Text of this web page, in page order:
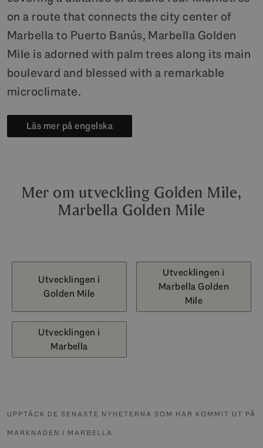
on a route that connects the city center of
Marbella to Puerto Banús, Marbella Golden
Mile is adorned with palm trees along its main
boulevard and blessed with a remarkable
microclimate.
Läs mer på engelska
Mer om utveckling Golden Mile,
Marbella Golden Mile
Utvecklingen i
Golden Mile
Utvecklingen i
Marbella Golden
Mile
Utvecklingen i
Marbella
UPPTÄCK DE SENASTE NYHETERNA SOM HAR KOMMIT UT PÅ
MARKNADEN I MARBELLA